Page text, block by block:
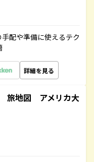
配や準備に使えるテク
詳細を見る
旅地図 アメリカ大